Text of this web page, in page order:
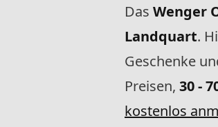
Das Wenger
Landquart.
Geschenke
Preisen, 30 -
kostenlos